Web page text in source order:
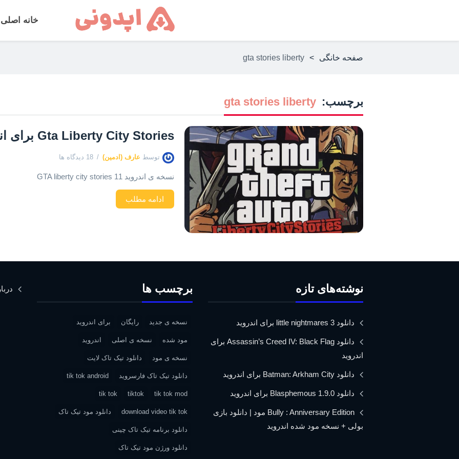
خانه اصلی
صفحه خانگی >
gta stories liberty
برچسب: gta stories liberty
Gta Liberty City Stories برای اندروید ۱۱
توسط عارف (ادمین) 18 دیدگاه ها
نسخه ی اندروید 11 GTA liberty city stories
ادامه مطلب
نوشته‌های تازه
دانلود little nightmares 3 برای اندروید
دانلود Assassin’s Creed IV: Black Flag برای
اندروید
دانلود Batman: Arkham City برای اندروید
دانلود Blasphemous 1.9.0 برای اندروید
Bully : Anniversary Edition مود | دانلود بازی
بولی + نسخه مود شده اندروید
برچسب ها
نسخه ی جدید رایگان برای اندروید
مود شده نسخه ی اصلی اندروید
نسخه ی مود دانلود تیک تاک لایت
دانلود تیک تاک فارسروید tik tok android
tik tok mod
tiktok
tik tok
download video tik tok دانلود مود تیک تاک
دانلود برنامه تیک تاک چینی
دانلود ورژن مود تیک تاک